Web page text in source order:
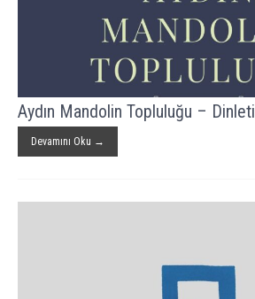
Aydın Mandolin Topluluğu – Dinleti
Devamını Oku →